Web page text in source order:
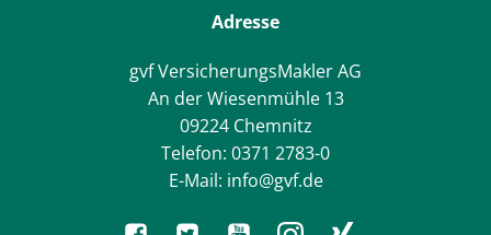
Adresse
gvf VersicherungsMakler AG
An der Wiesenmühle 13
09224 Chemnitz
Telefon: 0371 2783-0
E-Mail: info@gvf.de